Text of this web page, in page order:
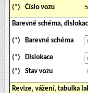
(*)
Číslo vozu
Barevné schéma,
(*) Barevné schéma
(*)
Dislokace
(*)
Stav vozu
Revize, vážení, tabulka